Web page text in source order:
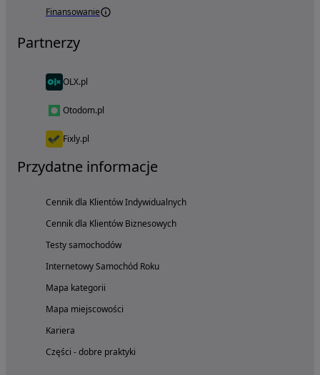
Finansowanie
Partnerzy
OLX.pl
Otodom.pl
Fixly.pl
Przydatne informacje
Cennik dla Klientów Indywidualnych
Cennik dla Klientów Biznesowych
Testy samochodów
Internetowy Samochód Roku
Mapa kategorii
Mapa miejscowości
Kariera
Części - dobre praktyki